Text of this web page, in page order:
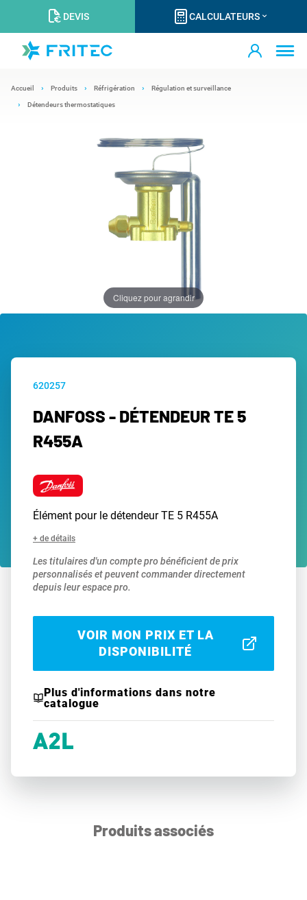
DEVIS CALCULATEURS
Accueil Produits Réfrigération Régulation et surveillance
Détendeurs thermostatiques
Cliquez pour agrandir
620257
DANFOSS - DÉTENDEUR TE 5
R455A
Élément pour le détendeur TE 5 R455A
+ de détails
Les titulaires d'un compte pro bénéficient de prix
personnalisés et peuvent commander directement
depuis leur espace pro.
VOIR MON PRIX ET LA
DISPONIBILITÉ
Plus d'informations dans notre
catalogue
Produits associés